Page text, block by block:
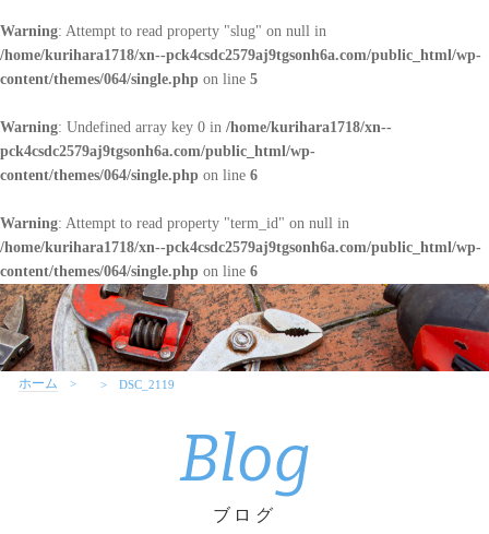
Warning: Attempt to read property "slug" on null in
/home/kurihara1718/xn--pck4csdc2579aj9tgsonh6a.com/public_html/wp-
content/themes/064/single.php on line 5
Warning: Undefined array key 0 in /home/kurihara1718/xn--
pck4csdc2579aj9tgsonh6a.com/public_html/wp-
content/themes/064/single.php on line 6
Warning: Attempt to read property "term_id" on null in
/home/kurihara1718/xn--pck4csdc2579aj9tgsonh6a.com/public_html/wp-
content/themes/064/single.php on line 6
ホーム DSC_2119
Blog
ブログ